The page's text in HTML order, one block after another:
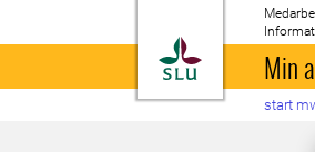
Till startsida
Min
start